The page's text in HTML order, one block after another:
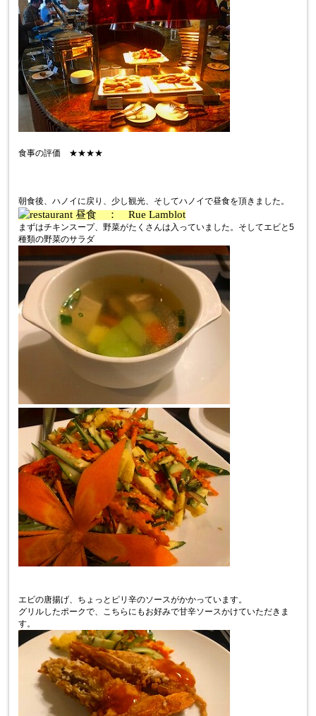
食事の評価 ★★★★
朝食後、ハノイに戻り、少し観光、そしてハノイで昼食を頂きました。
昼食 ： Rue Lamblot
まずはチキンスープ、野菜がたくさんは入っていました。そしてエビと5
種類の野菜のサラダ
エビの唐揚げ、ちょっとピリ辛のソースがかかっています。
グリルしたポークで、こちらにもお好みで甘辛ソースかけていただきま
す。